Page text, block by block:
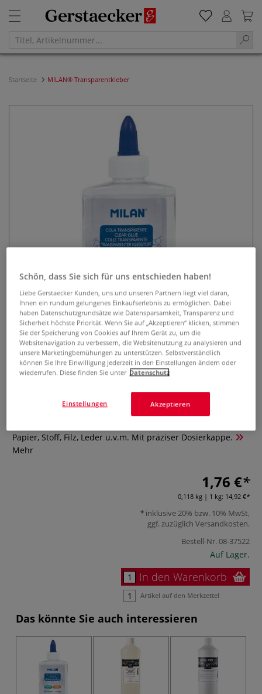
Startseite MILAN® Transparentkleber
MILAN® Transparentkleber
0 Bewertungen
Transparenter, lösemittelfreier Flüssigkleber in 118 g-
Papier, Stoff, Filz, Leder u.v.m. Mit präziser Dosierkappe.
Mehr
1,76 €
0,118 kg | 1 kg: 14,92 €
inklusive 20% bzw. 10% MwSt,
ggf. zuzüglich Versandkosten.
Bestell-Nr.08-37522
Auf Lager.
In den Warenkorb
Artikel auf den Merkzettel
Das könnte Sie auch interessieren
Schön, dass Sie sich für uns entschieden haben!
Liebe Gerstaecker Kunden, uns und unseren Partnern liegt viel daran,
Ihnen ein rundum gelungenes Einkaufserlebnis zu ermöglichen. Dabei
haben Datenschutzgrundsätze wie Datensparsamkeit, Transparenz und
Sicherheit höchste Priorität. Wenn Sie auf „Akzeptieren“ klicken, stimmen
Sie der Speicherung von Cookies auf Ihrem Gerät zu, um die
Websitenavigation zu verbessern, die Websitenutzung zu analysieren und
unsere Marketingbemühungen zu unterstützen. Selbstverständlich
können Sie Ihre Einwilligung jederzeit in den Einstellungen ändern oder
wiederrufen. Diese finden Sie unter Datenschutz
Akzeptieren
Einstellungen